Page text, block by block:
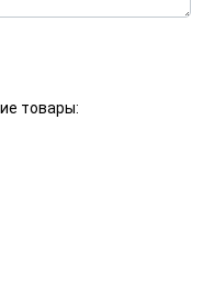
товары: